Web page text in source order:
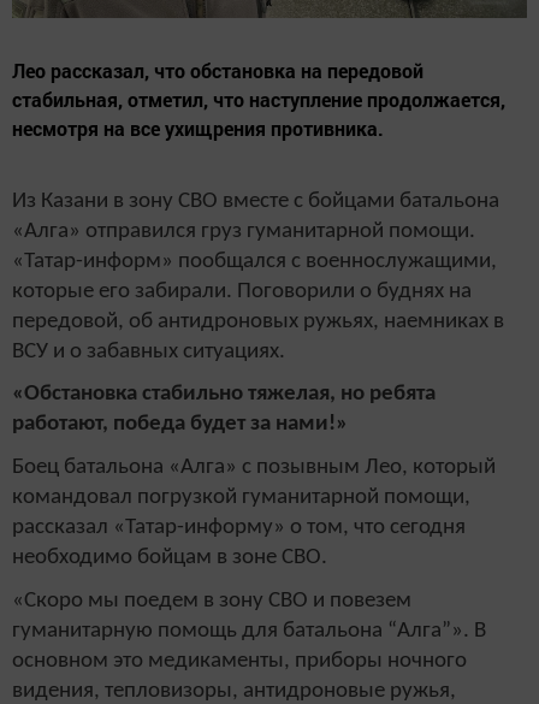
Лео рассказал, что обстановка на передовой
стабильная, отметил, что наступление продолжается,
несмотря на все ухищрения противника.
Из Казани в зону СВО вместе с бойцами батальона
«Алга» отправился груз гуманитарной помощи.
«Татар-информ» пообщался с военнослужащими,
которые его забирали. Поговорили о буднях на
передовой, об антидроновых ружьях, наемниках в
ВСУ и о забавных ситуациях.
«Обстановка стабильно тяжелая, но ребята
работают, победа будет за нами!»
Боец батальона «Алга» с позывным Лео, который
командовал погрузкой гуманитарной помощи,
рассказал «Татар-информу» о том, что сегодня
необходимо бойцам в зоне СВО.
«Скоро мы поедем в зону СВО и повезем
гуманитарную помощь для батальона “Алга”». В
основном это медикаменты, приборы ночного
видения, тепловизоры, антидроновые ружья,